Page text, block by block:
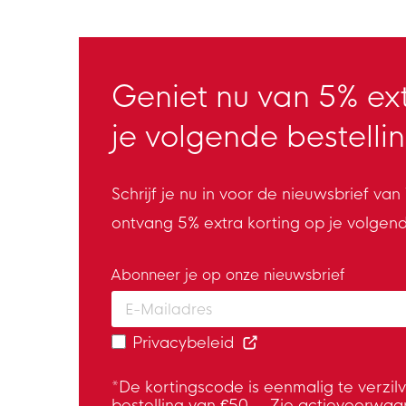
Geniet nu van 5%
je volgende
Schrijf je nu in voor de nieuwsbrief
ontvang 5% extra korting op je
Enter your email and accept the
Abonneer je op onze nieuwsbrief
Privacybeleid
*De kortingscode is eenmalig te